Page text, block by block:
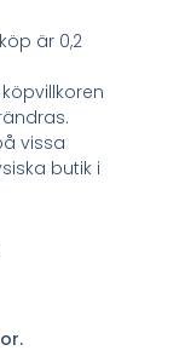
är 0,2
vissa
butik i